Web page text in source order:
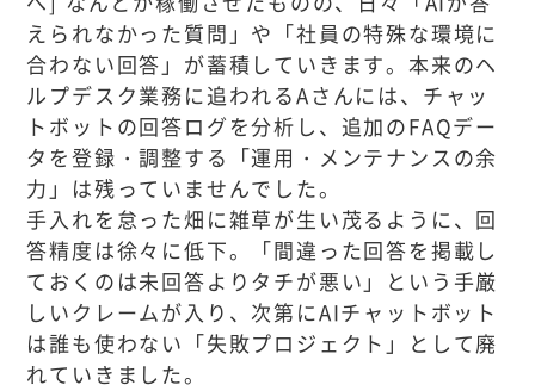
えられなかった質問」や「社員の特殊な環境に
合わない回答」が蓄積していきます。本来のヘ
ルプデスク業務に追われるAさんには、チャッ
トボットの回答ログを分析し、追加のFAQデー
タを登録・調整する「運用・メンテナンスの余
力」は残っていませんでした。
手入れを怠った畑に雑草が生い茂るように、回
答精度は徐々に低下。「間違った回答を掲載し
ておくのは未回答よりタチが悪い」という手厳
しいクレームが入り、次第にAIチャットボット
は誰も使わない「失敗プロジェクト」として廃
れていきました。